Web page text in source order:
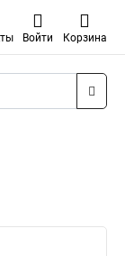
Войти Корзина